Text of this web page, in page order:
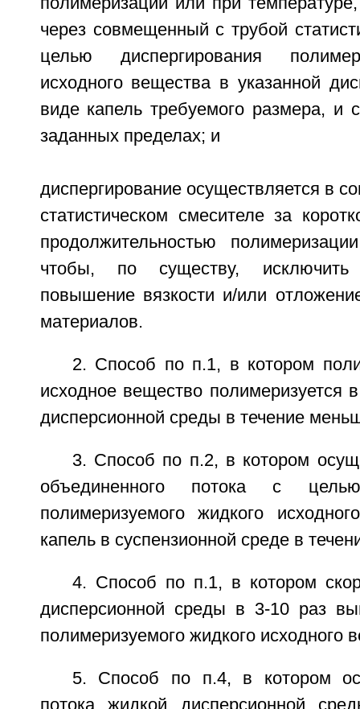
через совмещенный с трубой
целью диспергирования
исходного вещества в указанной
виде капель требуемого размера, и
заданных пределах; и
диспергирование осуществляется в
статистическом смесителе за
продолжительностью
чтобы, по существу, исключить
повышение вязкости и/или
материалов.
2. Способ по п.1, в котором
исходное вещество полимеризуется
дисперсионной среды в течение
3. Способ по п.2, в котором
объединенного потока с целью
полимеризуемого жидкого
капель в суспензионной среде в
4. Способ по п.1, в котором
дисперсионной среды в 3-10 раз
полимеризуемого жидкого исходного
5. Способ по п.4, в котором
потока жидкой дисперсионной